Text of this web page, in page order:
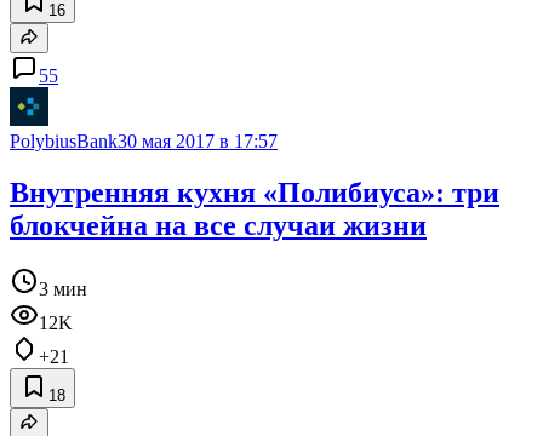
16
55
PolybiusBank30 мая 2017 в 17:57
Внутренняя кухня «Полибиуса»: три
блокчейна на все случаи жизни
3 мин
12K
+21
18